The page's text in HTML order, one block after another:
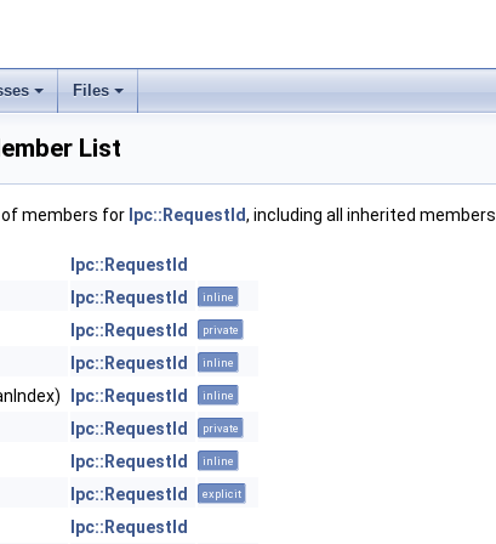
Files
List
members for Ipc::RequestId, including all inherited members.
Ipc::RequestId
Ipc::RequestId inline
Ipc::RequestId private
Ipc::RequestId inline
Ipc::RequestId inline
Ipc::RequestId private
Ipc::RequestId inline
Ipc::RequestId explicit
Ipc::RequestId